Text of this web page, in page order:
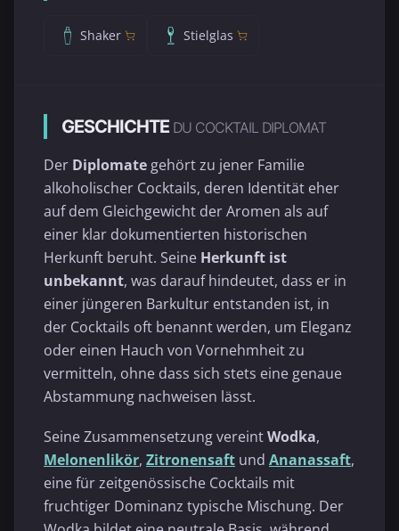
Shaker Stielglas
GESCHICHTE DU COCKTAIL DIPLOMAT
Der Diplomate gehört zu jener Familie
alkoholischer Cocktails, deren Identität eher
auf dem Gleichgewicht der Aromen als auf
einer klar dokumentierten historischen
Herkunft beruht. Seine Herkunft ist
unbekannt, was darauf hindeutet, dass er in
einer jüngeren Barkultur entstanden ist, in
der Cocktails oft benannt werden, um Eleganz
oder einen Hauch von Vornehmheit zu
vermitteln, ohne dass sich stets eine genaue
Abstammung nachweisen lässt.
Seine Zusammensetzung vereintWodka,
Melonenlikör, Zitronensaft und Ananassaft,
eine für zeitgenössische Cocktails mit
fruchtiger Dominanz typische Mischung. Der